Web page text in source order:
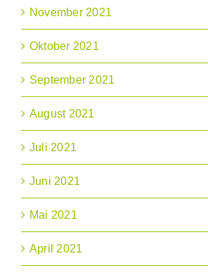
November 2021
Oktober 2021
September 2021
August 2021
Juli 2021
Juni 2021
Mai 2021
April 2021